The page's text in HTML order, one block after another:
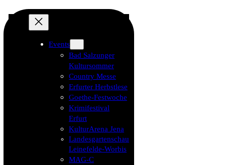
Events
Bad Salzunger
Kultursommer
Country Messe
Erfurter Herbstlese
Goethe-Festwoche
Krimifestival
Erfurt
KulturArena Jena
Landesgartenschau
Leinefelde-Worbis
MAG-C